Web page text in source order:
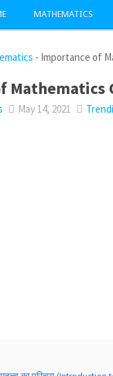
MATHEMATICS
- Importance of
Mathematics
May 14, 2021